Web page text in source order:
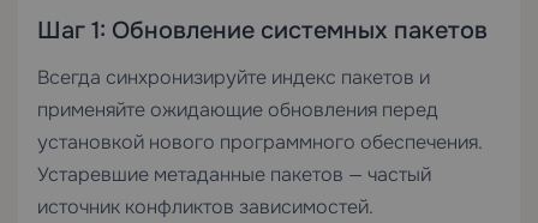
Шаг 1: Обновление системных пакетов
Всегда синхронизируйте индекс пакетов и
применяйте ожидающие обновления перед
установкой нового программного обеспечения.
Устаревшие метаданные пакетов — частый
источник конфликтов зависимостей.